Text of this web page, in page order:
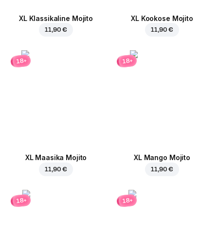
XL Klassikaline Mojito
11,90 €
XL Kookose Mojito
11,90 €
18+
XL Maasika Mojito
11,90 €
18+
XL Mango Mojito
11,90 €
18+ 18+